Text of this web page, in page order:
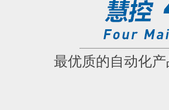
最优质的自动化